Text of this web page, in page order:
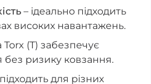
– ідеально підходить
високих навантажень.
Torx (T) забезпечує
без ризику ковзання.
для різних